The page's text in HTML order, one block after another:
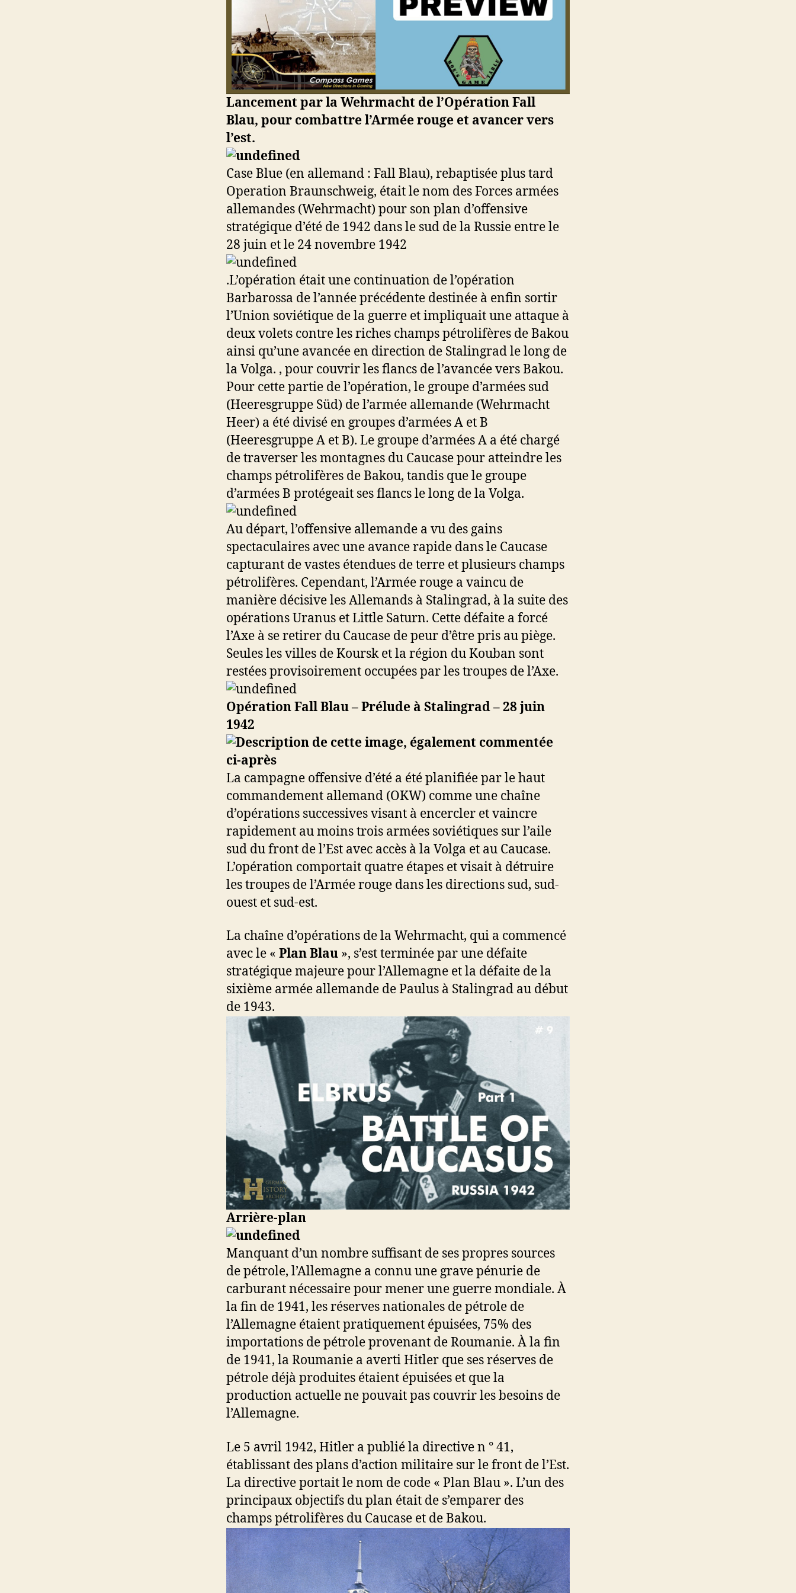
Lancement par la Wehrmacht de l’Opération Fall
Blau, pour combattre l’Armée rouge et avancer vers
l’est.
Case Blue (en allemand : Fall Blau), rebaptisée plus tard
Operation Braunschweig, était le nom des Forces armées
allemandes (Wehrmacht) pour son plan d’offensive
stratégique d’été de 1942 dans le sud de la Russie entre le
28 juin et le 24 novembre 1942
.L’opération était une continuation de l’opération
Barbarossa de l’année précédente destinée à enfin sortir
l’Union soviétique de la guerre et impliquait une attaque à
deux volets contre les riches champs pétrolifères de Bakou
ainsi qu’une avancée en direction de Stalingrad le long de
la Volga. , pour couvrir les flancs de l’avancée vers Bakou.
Pour cette partie de l’opération, le groupe d’armées sud
(Heeresgruppe Süd) de l’armée allemande (Wehrmacht
Heer) a été divisé en groupes d’armées A et B
(Heeresgruppe A et B). Le groupe d’armées A a été chargé
de traverser les montagnes du Caucase pour atteindre les
champs pétrolifères de Bakou, tandis que le groupe
d’armées B protégeait ses flancs le long de la Volga.
Au départ, l’offensive allemande a vu des gains
spectaculaires avec une avance rapide dans le Caucase
capturant de vastes étendues de terre et plusieurs champs
pétrolifères. Cependant, l’Armée rouge a vaincu de
manière décisive les Allemands à Stalingrad, à la suite des
opérations Uranus et Little Saturn. Cette défaite a forcé
l’Axe à se retirer du Caucase de peur d’être pris au piège.
Seules les villes de Koursk et la région du Kouban sont
restées provisoirement occupées par les troupes de l’Axe.
Opération Fall Blau – Prélude à Stalingrad – 28 juin
1942
La campagne offensive d’été a été planifiée par le haut
commandement allemand (OKW) comme une chaîne
d’opérations successives visant à encercler et vaincre
rapidement au moins trois armées soviétiques sur l’aile
sud du front de l’Est avec accès à la Volga et au Caucase.
L’opération comportait quatre étapes et visait à détruire
les troupes de l’Armée rouge dans les directions sud, sud-
ouest et sud-est.
La chaîne d’opérations de la Wehrmacht, qui a commencé
avec le « Plan Blau », s’est terminée par une défaite
stratégique majeure pour l’Allemagne et la défaite de la
sixième armée allemande de Paulus à Stalingrad au début
de 1943.
Arrière-plan
Manquant d’un nombre suffisant de ses propres sources
de pétrole, l’Allemagne a connu une grave pénurie de
carburant nécessaire pour mener une guerre mondiale. À
la fin de 1941, les réserves nationales de pétrole de
l’Allemagne étaient pratiquement épuisées, 75% des
importations de pétrole provenant de Roumanie. À la fin
de 1941, la Roumanie a averti Hitler que ses réserves de
pétrole déjà produites étaient épuisées et que la
production actuelle ne pouvait pas couvrir les besoins de
l’Allemagne.
Le 5 avril 1942, Hitler a publié la directive n ° 41,
établissant des plans d’action militaire sur le front de l’Est.
La directive portait le nom de code « Plan Blau ». L’un des
principaux objectifs du plan était de s’emparer des
champs pétrolifères du Caucase et de Bakou.